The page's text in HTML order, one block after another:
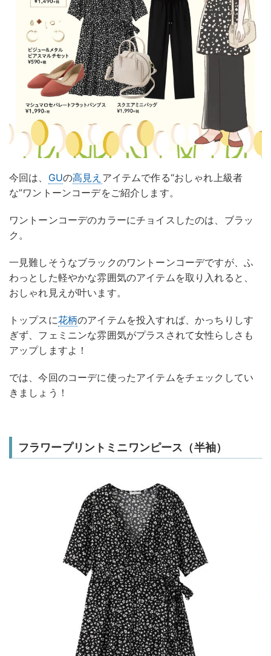
今回は、 GUの高見え アイテムで作る“おしゃれ上級者
な”ワントーンコーデをご紹介します。
ワントーンコーデのカラーにチョイスしたのは、ブラッ
ク。
一見難しそうなブラックのワントーンコーデですが、ふ
わっとした軽やかな雰囲気のアイテムを取り入れると、
おしゃれ見えが叶います。
トップスに花柄のアイテムを投入すれば、かっちりしす
ぎず、フェミニンな雰囲気がプラスされて女性らしさも
アップしますよ！
では、今回のコーデに使ったアイテムをチェックしてい
きましょう！
フラワープリントミニワンピース（半袖）